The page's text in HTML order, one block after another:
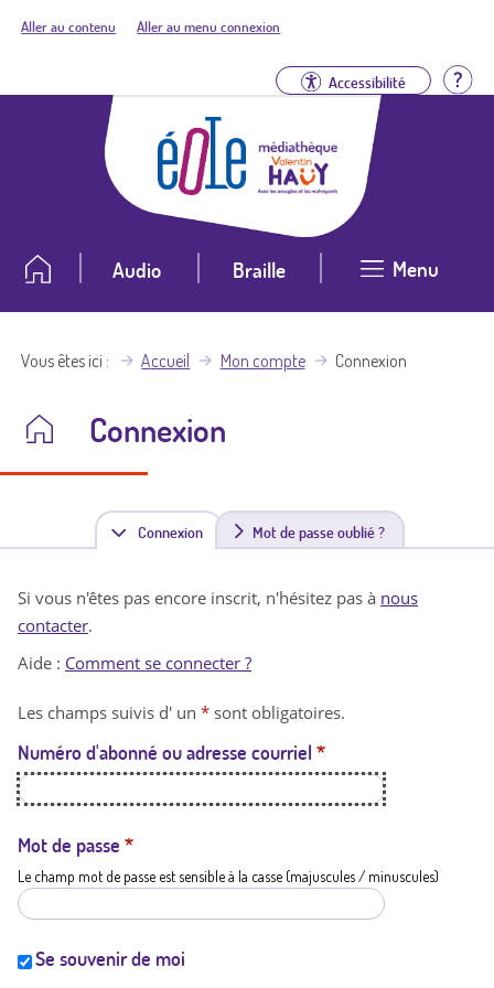
Aller au contenu Aller au menu connexion
Accessibilité
Audio Braille Menu
Vous êtes ici Accueil Mon compte Connexion
Connexion
Connexion(
n
t
a
t
i
Mot de passe oublié ?
Si vous n'êtes pas encore inscrit, n'hésitez pas à nous
contacter.
Aide : Comment se connecter ?
Les champs suivis d' un * sont obligatoires.
Numéro d'abonné ou adresse courriel *
Mot de passe *
Le champ mot de passe est sensible à la casse (majuscules / minuscules)
Se souvenir de moi